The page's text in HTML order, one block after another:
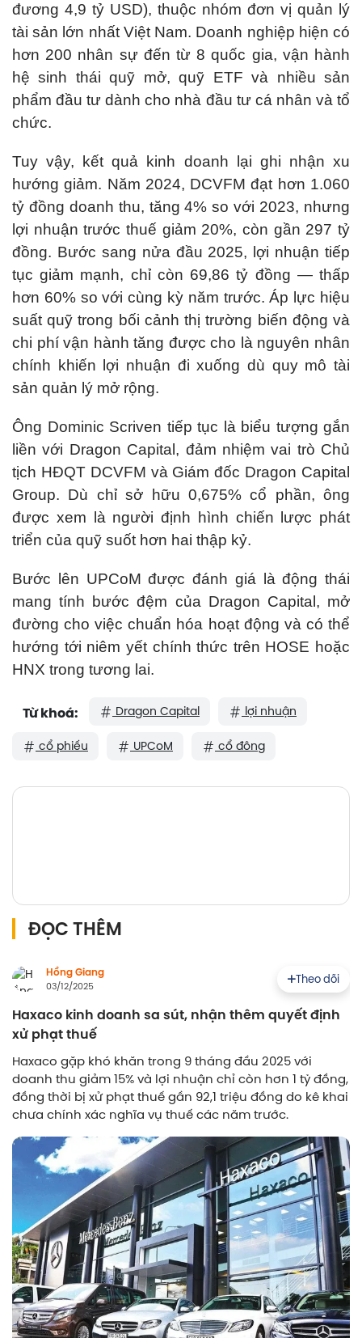
đương 4,9 tỷ USD), thuộc nhóm đơn vị quản lý
tài sản lớn nhất Việt Nam. Doanh nghiệp hiện có
hơn 200 nhân sự đến từ 8 quốc gia, vận hành
hệ sinh thái quỹ mở, quỹ ETF và nhiều sản
phẩm đầu tư dành cho nhà đầu tư cá nhân và tổ
chức.
Tuy vậy, kết quả kinh doanh lại ghi nhận xu
hướng giảm. Năm 2024, DCVFM đạt hơn 1.060
tỷ đồng doanh thu, tăng 4% so với 2023, nhưng
lợi nhuận trước thuế giảm 20%, còn gần 297 tỷ
đồng. Bước sang nửa đầu 2025, lợi nhuận tiếp
tục giảm mạnh, chỉ còn 69,86 tỷ đồng — thấp
hơn 60% so với cùng kỳ năm trước. Áp lực hiệu
suất quỹ trong bối cảnh thị trường biến động và
chi phí vận hành tăng được cho là nguyên nhân
chính khiến lợi nhuận đi xuống dù quy mô tài
sản quản lý mở rộng.
Ông Dominic Scriven tiếp tục là biểu tượng gắn
liền với Dragon Capital, đảm nhiệm vai trò Chủ
tịch HĐQT DCVFM và Giám đốc Dragon Capital
Group. Dù chỉ sở hữu 0,675% cổ phần, ông
được xem là người định hình chiến lược phát
triển của quỹ suốt hơn hai thập kỷ.
Bước lên UPCoM được đánh giá là động thái
mang tính bước đệm của Dragon Capital, mở
đường cho việc chuẩn hóa hoạt động và có thể
hướng tới niêm yết chính thức trên HOSE hoặc
HNX trong tương lai.
Từ khoá: Dragon Capital lợi nhuận
cổ phiếu UPCoM cổ đông
ĐỌC THÊM
Hồng Giang
03/12/2025
Theo dõi
Haxaco kinh doanh sa sút, nhận thêm quyết định
xử phạt thuế
Haxaco gặp khó khăn trong 9 tháng đầu 2025 với
doanh thu giảm 15% và lợi nhuận chỉ còn hơn 1 tỷ đồng,
đồng thời bị xử phạt thuế gần 92,1 triệu đồng do kê khai
chưa chính xác nghĩa vụ thuế các năm trước.